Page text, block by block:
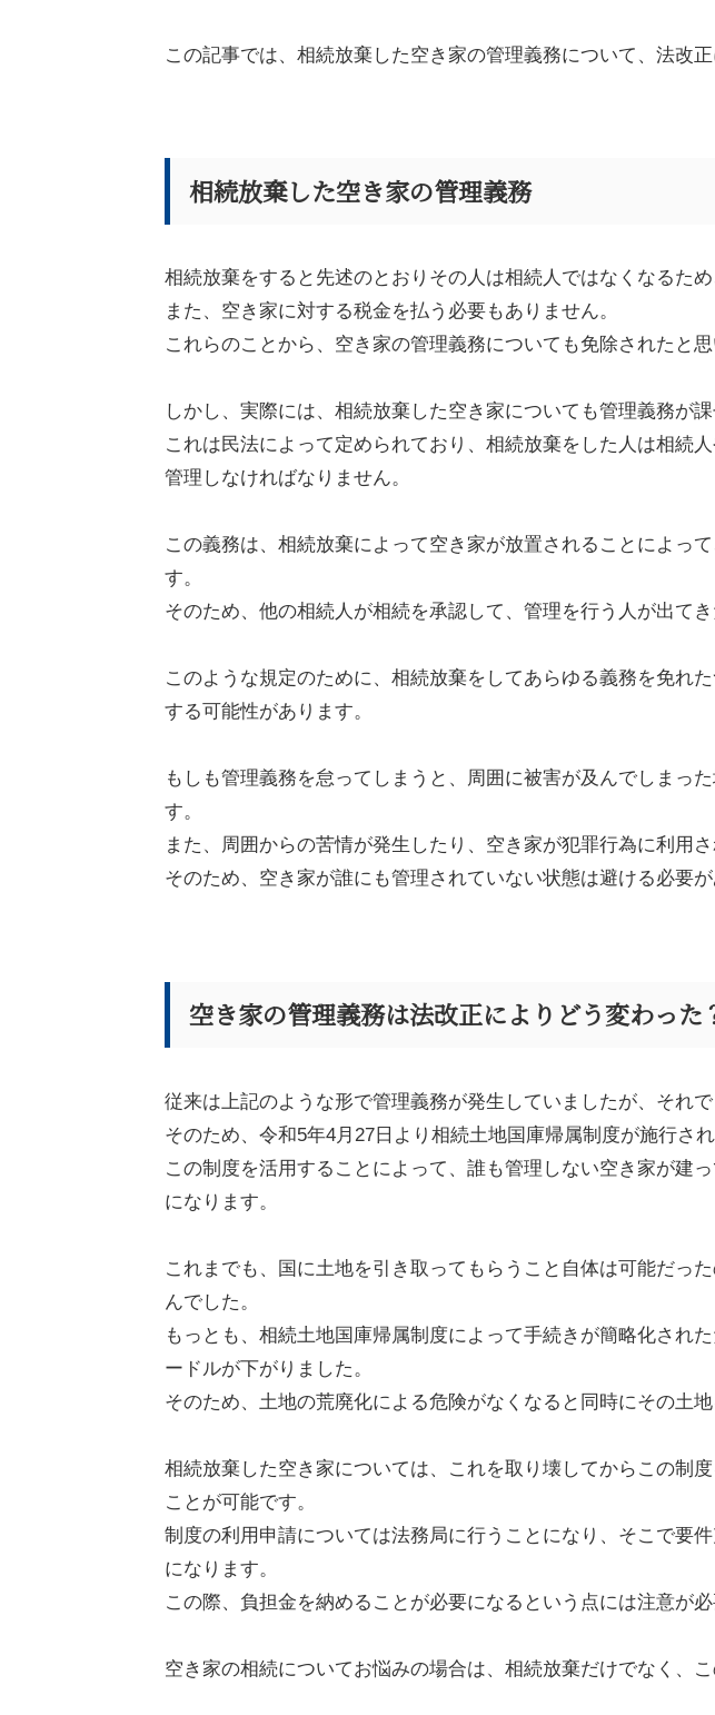
この記事では、相続放棄した空き家の管理義務について、法改
相続放棄した空き家の管理義務
相続放棄をすると先述のとおりその人は相続人ではなくなるた
また、空き家に対する税金を払う必要もありません。
これらのことから、空き家の管理義務についても免除されたと思
しかし、実際には、相続放棄した空き家についても管理義務が課
これは民法によって定められており、相続放棄をした人は相続
管理しなければなりません。
この義務は、相続放棄によって空き家が放置されることによっ
す。
そのため、他の相続人が相続を承認して、管理を行う人が出て
このような規定のために、相続放棄をしてあらゆる義務を免れ
する可能性があります。
もしも管理義務を怠ってしまうと、周囲に被害が及んでしまっ
す。
また、周囲からの苦情が発生したり、空き家が犯罪行為に利用
そのため、空き家が誰にも管理されていない状態は避ける必要が
空き家の管理義務は法改正によりどう変わった
従来は上記のような形で管理義務が発生していましたが、それ
そのため、令和5年4月 27日より相続土地国庫帰属制度が施行され
この制度を活用することによって、誰も管理しない空き家が建
になります。
これまでも、国に土地を引き取ってもらうこと自体は可能だっ
んでした。
もっとも、相続土地国庫帰属制度によって手続きが簡略化され
ードルが下がりました。
そのため、土地の荒廃化による危険がなくなると同時にその土
相続放棄した空き家については、これを取り壊してからこの制
ことが可能です。
制度の利用申請については法務局に行うことになり、そこで要
になります。
この際、負担金を納めることが必要になるという点には注意が必
空き家の相続についてお悩みの場合は、相続放棄だけでなく、